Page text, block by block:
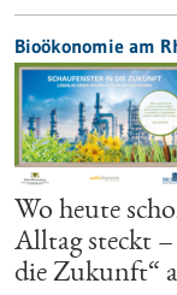
Bioökonomie am
Wo heute
Alltag steckt
die Zukunft“